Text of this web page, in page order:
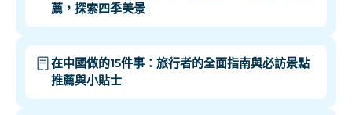
薦，探索四季美景
在中國做的15件事：旅行者的全面指南與必訪景點
推薦與小貼士